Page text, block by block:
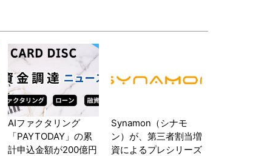
AIファクタリング
「PAYTODAY」の累
計申込金額が200億円
Synamon（シナモ
ン）が、第三者割当増
資によるプレシリーズ